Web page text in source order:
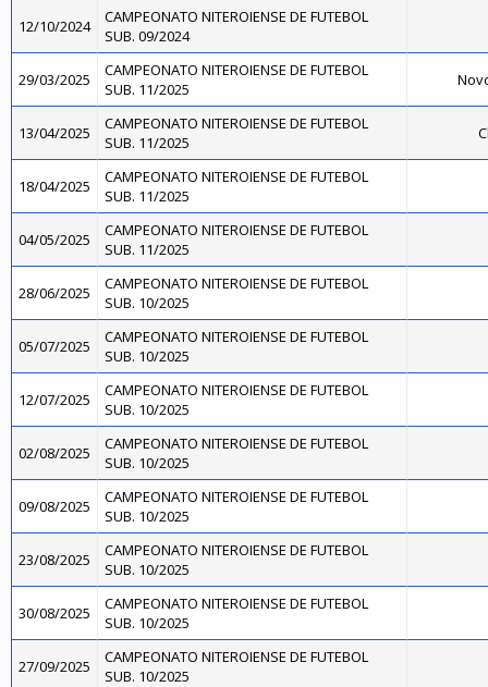
12/10/2024
CAMPEONATO NITEROIENSE DE FUTEBOL
SUB. 09/2024
29/03/2025
CAMPEONATO NITEROIENSE DE FUTEBOL
SUB. 11/2025
13/04/2025
CAMPEONATO NITEROIENSE DE FUTEBOL
SUB. 11/2025
18/04/2025
CAMPEONATO NITEROIENSE DE FUTEBOL
SUB. 11/2025
04/05/2025
CAMPEONATO NITEROIENSE DE FUTEBOL
SUB. 11/2025
28/06/2025
CAMPEONATO NITEROIENSE DE FUTEBOL
SUB. 10/2025
05/07/2025
CAMPEONATO NITEROIENSE DE FUTEBOL
SUB. 10/2025
12/07/2025
CAMPEONATO NITEROIENSE DE FUTEBOL
SUB. 10/2025
02/08/2025
CAMPEONATO NITEROIENSE DE FUTEBOL
SUB. 10/2025
09/08/2025
CAMPEONATO NITEROIENSE DE FUTEBOL
SUB. 10/2025
23/08/2025
CAMPEONATO NITEROIENSE DE FUTEBOL
SUB. 10/2025
30/08/2025
CAMPEONATO NITEROIENSE DE FUTEBOL
SUB. 10/2025
27/09/2025
CAMPEONATO NITEROIENSE DE FUTEBOL
SUB. 10/2025